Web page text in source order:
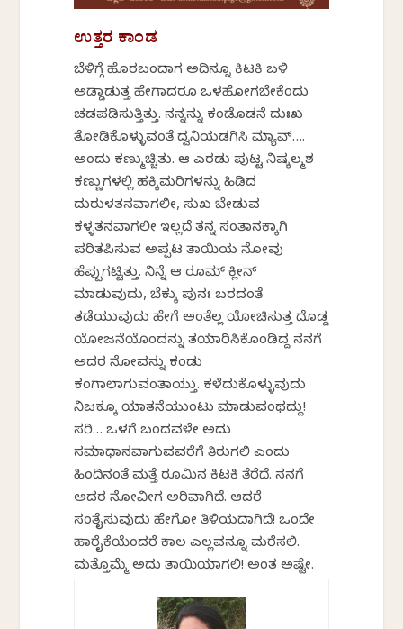
ಉತ್ತರ ಕಾಂಡ
ಬೆಳಿಗ್ಗೆ ಹೊರಬಂದಾಗ ಅದಿನ್ನೂ ಕಿಟಕಿ ಬಳಿ
ಅಡ್ಡಾಡುತ್ತ ಹೇಗಾದರೂ ಒಳಹೋಗಬೇಕೆಂದು
ಚಡಪಡಿಸುತ್ತಿತ್ತು. ನನ್ನನ್ನು ಕಂಡೊಡನೆ ದುಃಖ
ತೋಡಿಕೊಳ್ಳುವಂತೆ ದ್ವನಿಯಡಗಿಸಿ ಮ್ಯಾವ್….
ಅಂದು ಕಣ್ಮುಚ್ಚಿತು. ಆ ಎರಡು ಪುಟ್ಟ ನಿಷ್ಕಲ್ಮಶ
ಕಣ್ಣುಗಳಲ್ಲಿ ಹಕ್ಕಿಮರಿಗಳನ್ನು ಹಿಡಿದ
ದುರುಳತನವಾಗಲೀ, ಸುಖ ಬೇಡುವ
ಕಳ್ಳತನವಾಗಲೀ ಇಲ್ಲದೆ ತನ್ನ ಸಂತಾನಕ್ಕಾಗಿ
ಪರಿತಪಿಸುವ ಅಪ್ಪಟ ತಾಯಿಯ ನೋವು
ಹೆಪ್ಪುಗಟ್ಟಿತ್ತು. ನಿನ್ನೆ ಆ ರೂಮ್ ಕ್ಲೀನ್
ಮಾಡುವುದು, ಬೆಕ್ಕು ಪುನಃ ಬರದಂತೆ
ತಡೆಯುವುದು ಹೇಗೆ ಅಂತೆಲ್ಲ ಯೋಚಿಸುತ್ತ ದೊಡ್ಡ
ಯೋಜನೆಯೊಂದನ್ನು ತಯಾರಿಸಿಕೊಂಡಿದ್ದ ನನಗೆ
ಅದರ ನೋವನ್ನು ಕಂಡು
ಕಂಗಾಲಾಗುವಂತಾಯ್ತು. ಕಳೆದುಕೊಳ್ಳುವುದು
ನಿಜಕ್ಕೂ ಯಾತನೆಯುಂಟು ಮಾಡುವಂಥದ್ದು!
ಸರಿ… ಒಳಗೆ ಬಂದವಳೇ ಅದು
ಸಮಾಧಾನವಾಗುವವರೆಗೆ ತಿರುಗಲಿ ಎಂದು
ಹಿಂದಿನಂತೆ ಮತ್ತೆ ರೂಮಿನ ಕಿಟಕಿ ತೆರೆದೆ. ನನಗೆ
ಅದರ ನೋವೀಗ ಅರಿವಾಗಿದೆ. ಆದರೆ
ಸಂತೈಸುವುದು ಹೇಗೋ ತಿಳಿಯದಾಗಿದೆ! ಒಂದೇ
ಹಾರೈಕೆಯೆಂದರೆ ಕಾಲ ಎಲ್ಲವನ್ನೂ ಮರೆಸಲಿ.
ಮತ್ತೊಮ್ಮೆ ಅದು ತಾಯಿಯಾಗಲಿ! ಅಂತ ಅಷ್ಟೇ.